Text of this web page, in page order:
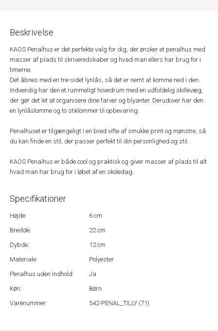
Beskrivelse
KAOS Penalhus er det perfekte valg for dig, der ønsker et penalhus med
masser af plads til skriveredskaber og hvad man ellers har brug for i
timerne.
Det åbnes med en tre-sidet lynlås, så det er nemt at komme ned i den.
Indvendig har den et rummeligt hovedrum med en udfoldelig skillevæg,
der gør det let at organisere dine farver og blyanter. Derudover har den
en lynlåslomme og to stiklommer til opbevaring.
Penalhuset er tilgængeligt i en bred vifte af smukke print og mønstre, så
du kan finde en stil, der passer perfekt til din personlighed og stil.
KAOS Penalhus er både cool og praktisk og giver masser af plads til alt
hvad man har brug for i løbet af en skoledag.
Specifikationer
Højde:
6 cm
Bredde:
22 cm
Dybde:
12 cm
Materiale:
Polyester
Penalhus uden indhold:
Ja
Køn:
Børn
Varenummer:
542-PENAL_TILLY (71)